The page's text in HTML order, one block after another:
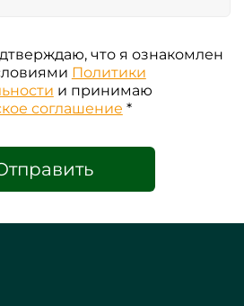
что я ознакомлен
Политики
и принимаю
соглашение *